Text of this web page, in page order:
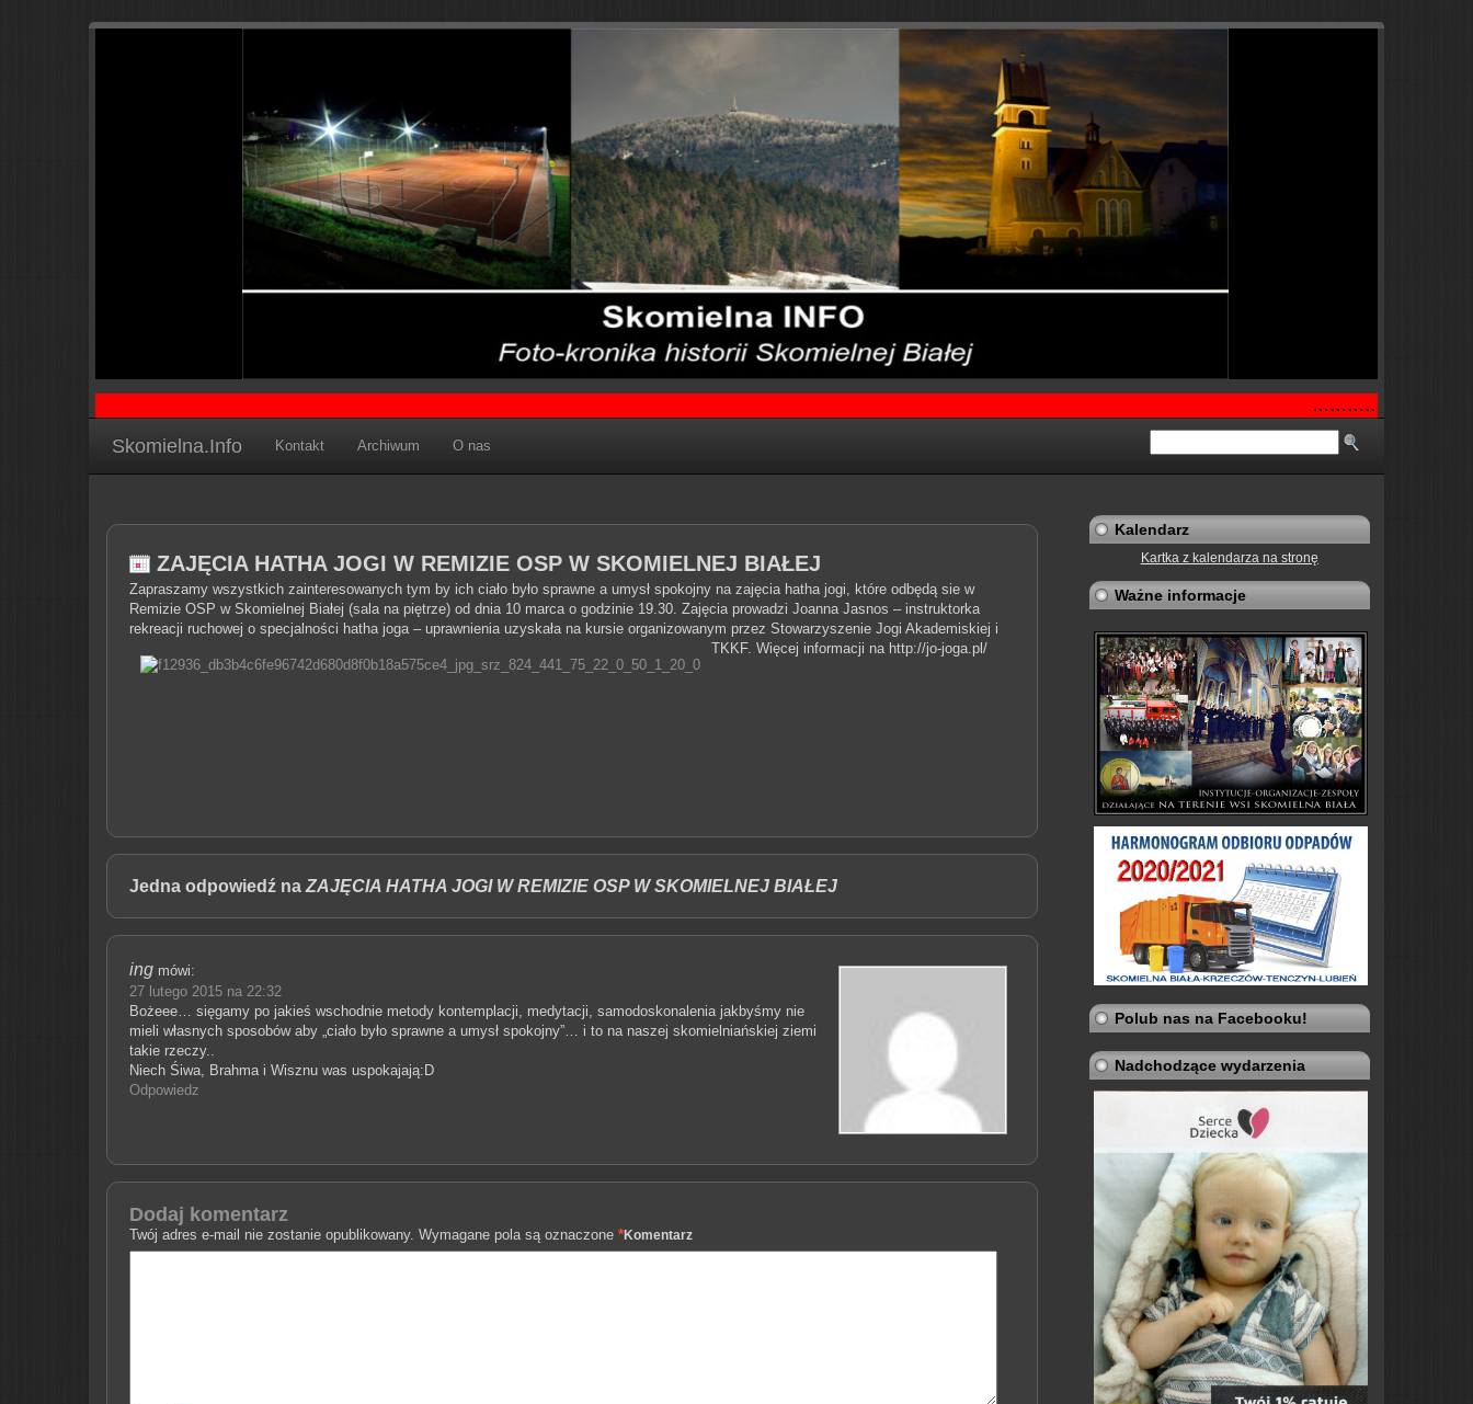
…………..
Skomielna.Info Kontakt Archiwum O nas
ZAJĘCIA HATHA JOGI W REMIZIE OSP W SKOMIELNEJ BIAŁEJ
Zapraszamy wszystkich zainteresowanych tym by ich ciało było sprawne a umysł spokojny na zajęcia hatha jogi, które odbędą sie w
Remizie OSP w Skomielnej Białej (sala na piętrze) od dnia 10 marca o godzinie 19.30. Zajęcia prowadzi Joanna Jasnos – instruktorka
rekreacji ruchowej o specjalności hatha joga – uprawnienia uzyskała na kursie organizowanym przez Stowarzyszenie Jogi Akademiskiej i
TKKF. Więcej informacji na http://jo-joga.pl/
Jedna odpowiedź na ZAJĘCIA HATHA JOGI W REMIZIE OSP W SKOMIELNEJ BIAŁEJ
ing mówi:
27 lutego 2015 na 22:32
Bożeee… sięgamy po jakieś wschodnie metody kontemplacji, medytacji, samodoskonalenia jakbyśmy nie
mieli własnych sposobów aby „ciało było sprawne a umysł spokojny”… i to na naszej skomielniańskiej ziemi
takie rzeczy..
Niech Śiwa, Brahma i Wisznu was uspokajają:D
Odpowiedz
Dodaj komentarz
Twój adres e-mail nie zostanie opublikowany. Wymagane pola są oznaczone *Komentarz
Kalendarz
Kartka z kalendarza na stronę
Ważne informacje
Polub nas na Facebooku!
Nadchodzące wydarzenia